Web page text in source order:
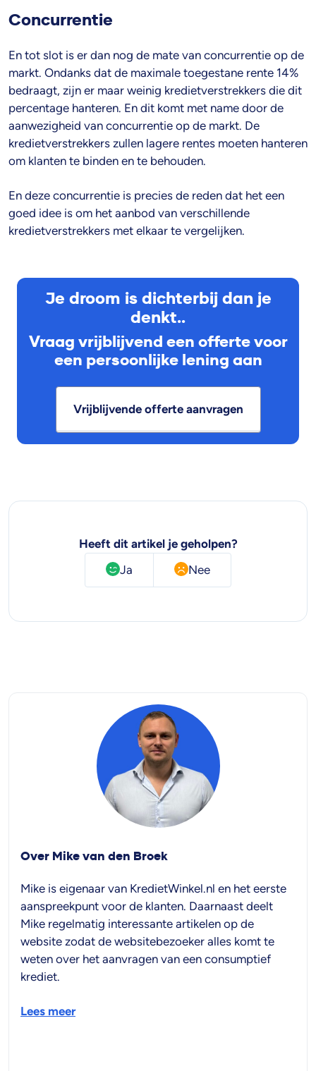
Concurrentie
En tot slot is er dan nog de mate van concurrentie op de
markt. Ondanks dat de maximale toegestane rente 14%
bedraagt, zijn er maar weinig kredietverstrekkers die dit
percentage hanteren. En dit komt met name door de
aanwezigheid van concurrentie op de markt. De
kredietverstrekkers zullen lagere rentes moeten hanteren
om klanten te binden en te behouden.
En deze concurrentie is precies de reden dat het een
goed idee is om het aanbod van verschillende
kredietverstrekkers met elkaar te vergelijken.
Je droom is dichterbij dan je
denkt..
Vraag vrijblijvend een offerte voor
een persoonlijke lening aan
Vrijblijvende offerte aanvragen
Heeft dit artikel je geholpen?
Ja
Nee
Over Mike van den Broek
Mike is eigenaar van KredietWinkel.nl en het eerste
aanspreekpunt voor de klanten. Daarnaast deelt
Mike regelmatig interessante artikelen op de
website zodat de websitebezoeker alles komt te
weten over het aanvragen van een consumptief
krediet.
Lees meer